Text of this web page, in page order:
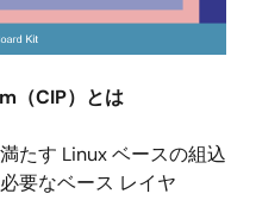
CIP）とは
たす Linux ベースの組込
要なベース レイヤ